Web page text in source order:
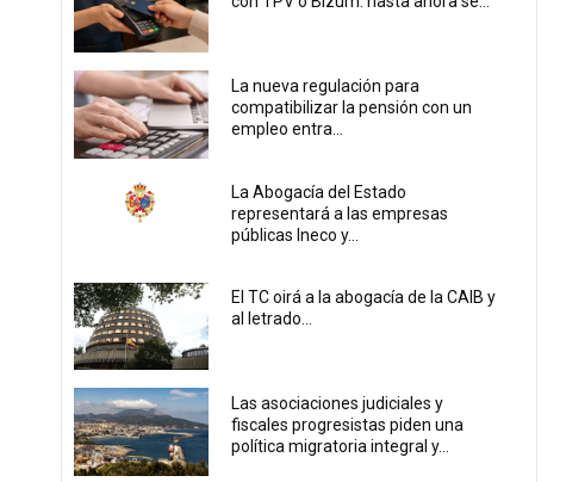
La nueva regulación para
compatibilizar la pensión con un
empleo entra...
La Abogacía del Estado
representará a las empresas
públicas Ineco y...
El TC oirá a la abogacía de la CAIB y
al letrado...
Las asociaciones judiciales y
fiscales progresistas piden una
política migratoria integral y...